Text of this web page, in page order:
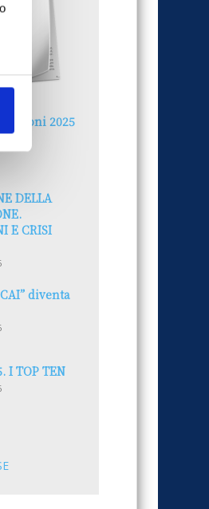
2025
DELLA
E CRISI
diventa
I TOP TEN